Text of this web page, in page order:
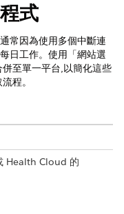
式
常因為使用多個中斷連
日工作。使用「網站選
至單一平台,以簡化這些
程。
Health Cloud 的